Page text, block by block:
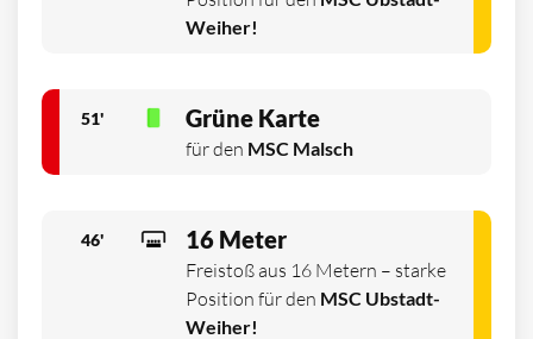
Weiher!
51' Grüne Karte
für den MSC Malsch
46' 16 Meter
Freistoß aus 16 Metern – starke
Position für den MSC Ubstadt-
Weiher!